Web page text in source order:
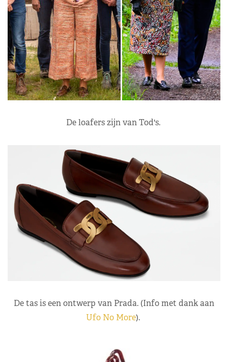
De loafers zijn van Tod's.
De tas is een ontwerp van Prada. (Info met dank aan
Ufo No More).